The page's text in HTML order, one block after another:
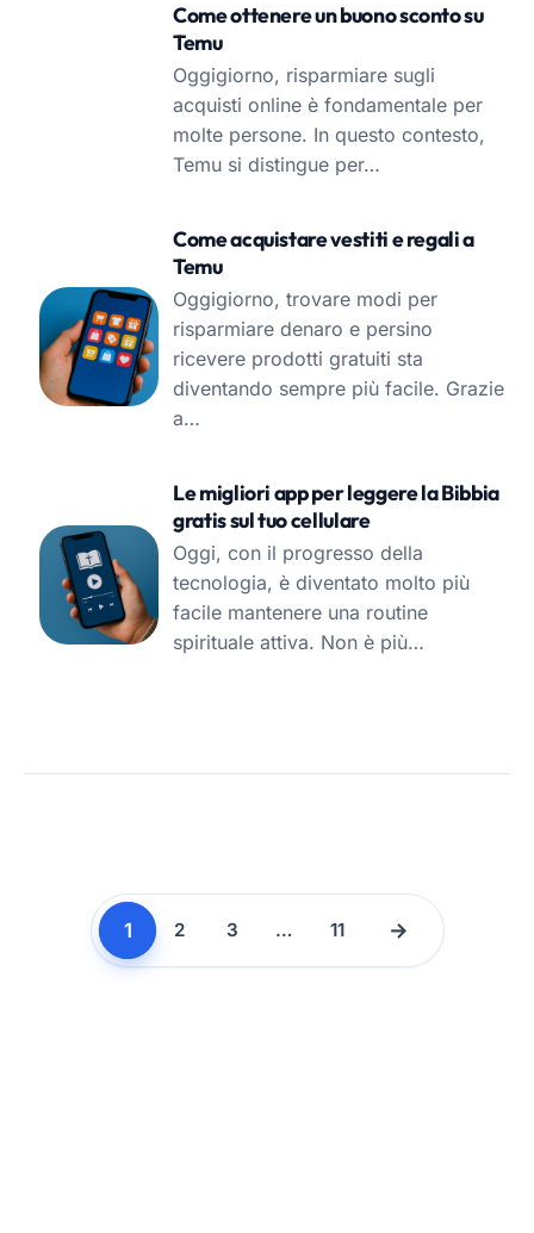
Come ottenere un buono sconto su
Temu
Oggigiorno, risparmiare sugli
acquisti online è fondamentale per
molte persone. In questo contesto,
Temu si distingue per…
Come acquistare vestiti e regali a
Temu
Oggigiorno, trovare modi per
risparmiare denaro e persino
ricevere prodotti gratuiti sta
diventando sempre più facile. Grazie
a…
Le migliori app per leggere la Bibbia
gratis sul tuo cellulare
Oggi, con il progresso della
tecnologia, è diventato molto più
facile mantenere una routine
spirituale attiva. Non è più…
1 2 3 … 11 →